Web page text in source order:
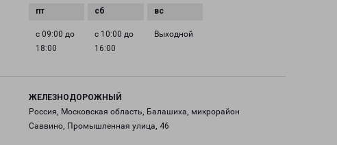
с 09:00 до
18:00
с 10:00 до
16:00
Выходной
ЖЕЛЕЗНОДОРОЖНЫЙ
Россия, Московская область, Балашиха, микрорайон
Саввино, Промышленная улица, 46